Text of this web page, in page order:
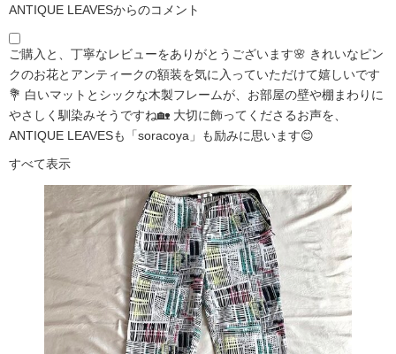
ANTIQUE LEAVESからのコメント
ご購入と、丁寧なレビューをありがとうございます🌸 きれいなピン
クのお花とアンティークの額装を気に入っていただけて嬉しいです
💐 白いマットとシックな木製フレームが、お部屋の壁や棚まわりに
やさしく馴染みそうですね🏡 大切に飾ってくださるお声を、
ANTIQUE LEAVESも「soracoya」も励みに思います😊
すべて表示